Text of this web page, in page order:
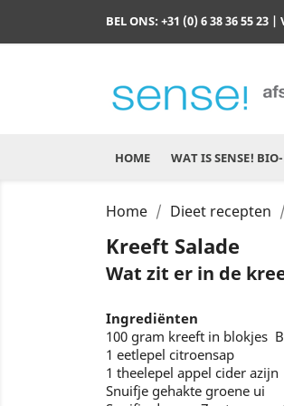
BEL ONS: +31 (0) 6 38 36 55 23 |
HOME WAT IS SENSE!
Home Dieet recepten
Kreeft Salade
Wat zit er in de
Ingrediënten
100 gram kreeft in blokjes
1 eetlepel citroensap
1 theelepel appel cider azijn
Snuifje gehakte groene ui